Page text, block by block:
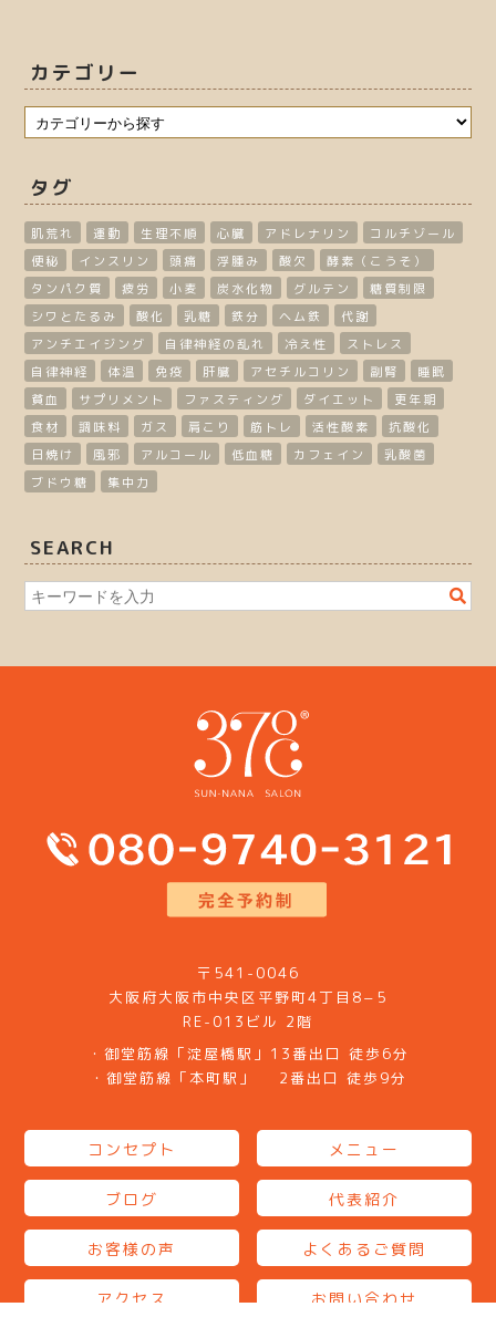
カテゴリー
タグ
肌荒れ 運動 生理不順 心臓 アドレナリン
コルチゾール
便秘
インスリン 頭痛 浮腫み 酸欠
酵素（こうそ）
タンパク質
疲労 小麦 炭水化物 グルテン
糖質制限
シワとたるみ
酸化 乳糖 鉄分 ヘム鉄
代謝
アンチエイジング
自律神経の乱れ 冷え性
ストレス
自律神経
体温 免疫 肝臓 アセチルコリン 副腎
睡眠
貧血
サプリメント ファスティング ダイエット
更年期
食材
調味料 ガス 肩こり 筋トレ 活性酸素
抗酸化
日焼け
風邪 アルコール 低血糖 カフェイン
乳酸菌
ブドウ糖
集中力
SEARCH
〒541-0046
大阪府大阪市中央区平野町4丁目8−5
RE-013ビル 2階
・御堂筋線「淀屋橋駅」13番出口 徒歩6分
・御堂筋線「本町駅」 2番出口 徒歩9分
コンセプト メニュー
ブログ 代表紹介
お客様の声 よくあるご質問
アクセス お問い合わせ